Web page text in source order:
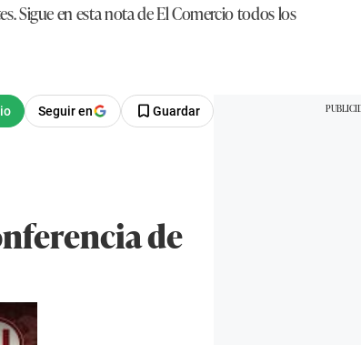
Sigue en esta nota de El Comercio todos los
Seguir en Guardar
de